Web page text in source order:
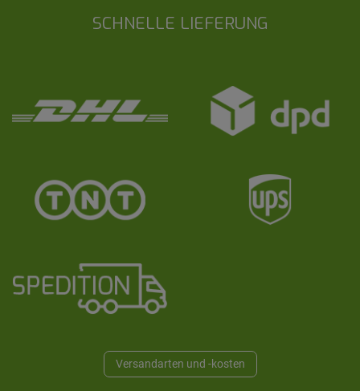
SCHNELLE LIEFERUNG
Versandarten und -kosten